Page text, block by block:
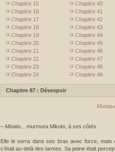
Chapitre 15
Chapitre 16
Chapitre 17
Chapitre 18
Chapitre 19
Chapitre 20
Chapitre 21
Chapitre 22
Chapitre 23
Chapitre 24
Chapitre 40
Chapitre 41
Chapitre 42
Chapitre 43
Chapitre 44
Chapitre 45
Chapitre 46
Chapitre 47
Chapitre 48
Chapitre 49
Chapitre 87 : Désespoir
– Minato... murmura Mikoto, à ses côtés.
Elle le serra dans ses bras avec force,
c’était au-delà des larmes. Sa peine était